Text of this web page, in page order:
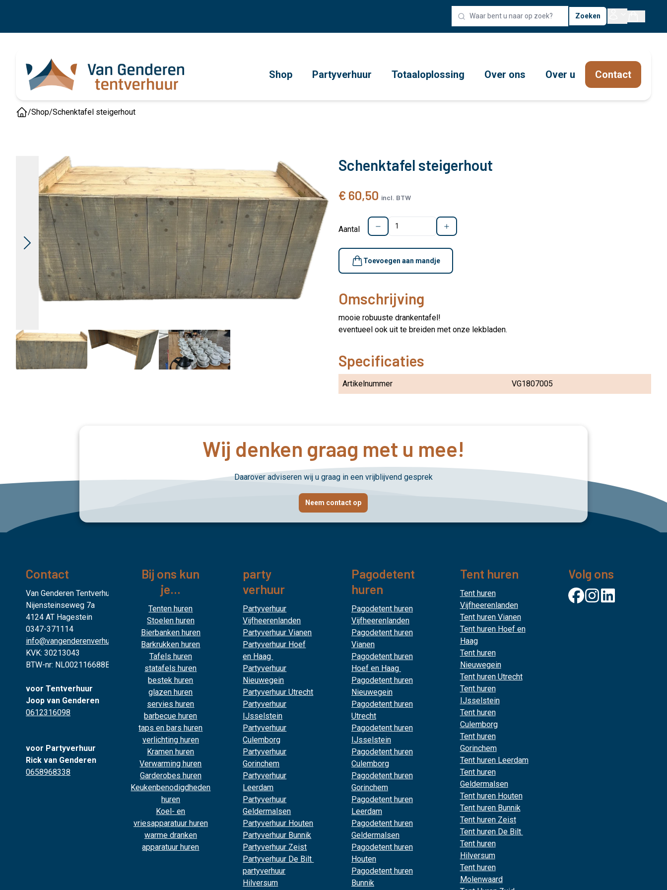
Zoeken
Shop Partyverhuur Totaaloplossing Over ons Over u Contact
/Shop/Schenktafel steigerhout
Schenktafel steigerhout
€ 60,50 incl. BTW
Aantal
Toevoegen aan mandje
Omschrijving
mooie robuuste drankentafel!
eventueel ook uit te breiden met onze lekbladen.
Specificaties
Artikelnummer VG1807005
Wij denken graag met u mee!
Daarover adviseren wij u graag in een vrijblijvend gesprek
Neem contact op
Contact
Van Genderen Tentverhuur
Nijensteinseweg 7a
4124 AT Hagestein
0347-371114
info@vangenderenverhuur.nl
KVK: 30213043
BTW-nr: NL002116688B02
voor Tentverhuur
Joop van Genderen
0612316098
voor Partyverhuur
Rick van Genderen
0658968338
Bij ons kun
je...
Tenten huren
Stoelen huren
Bierbanken huren
Barkrukken huren
Tafels huren
statafels huren
bestek huren
glazen huren
servies huren
barbecue huren
taps en bars huren
verlichting huren
Kramen huren
Verwarming huren
Garderobes huren
Keukenbenodigdheden
huren
Koel- en
vriesapparatuur huren
warme dranken
apparatuur huren
party
verhuur
Partyverhuur
Vijfheerenlanden
Partyverhuur Vianen
Partyverhuur Hoef
en Haag
Partyverhuur
Nieuwegein
Partyverhuur Utrecht
Partyverhuur
IJsselstein
Partyverhuur
Culemborg
Partyverhuur
Gorinchem
Partyverhuur
Leerdam
Partyverhuur
Geldermalsen
Partyverhuur Houten
Partyverhuur Bunnik
Partyverhuur Zeist
Partyverhuur De Bilt
partyverhuur
Hilversum
Pagodetent
huren
Pagodetent huren
Vijfheerenlanden
Pagodetent huren
Vianen
Pagodetent huren
Hoef en Haag
Pagodetent huren
Nieuwegein
Pagodetent huren
Utrecht
Pagodetent huren
IJsselstein
Pagodetent huren
Culemborg
Pagodetent huren
Gorinchem
Pagodetent huren
Leerdam
Pagodetent huren
Geldermalsen
Pagodetent huren
Houten
Pagodetent huren
Bunnik
Tent huren
Tent huren
Vijfheerenlanden
Tent huren Vianen
Tent huren Hoef en
Haag
Tent huren
Nieuwegein
Tent huren Utrecht
Tent huren
IJsselstein
Tent huren
Culemborg
Tent huren
Gorinchem
Tent huren Leerdam
Tent huren
Geldermalsen
Tent huren Houten
Tent huren Bunnik
Tent huren Zeist
Tent huren De Bilt
Tent huren
Hilversum
Tent huren
Molenwaard
Volg ons